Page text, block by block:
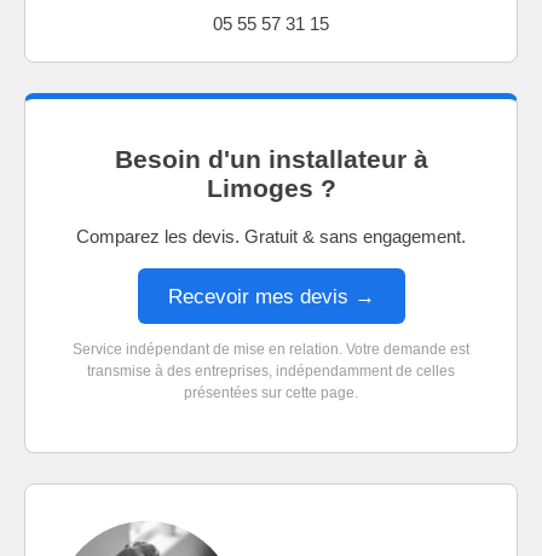
05 55 57 31 15
Besoin d'un installateur à
Limoges ?
Comparez les devis. Gratuit & sans engagement.
Recevoir mes devis →
Service indépendant de mise en relation. Votre demande est
transmise à des entreprises, indépendamment de celles
présentées sur cette page.